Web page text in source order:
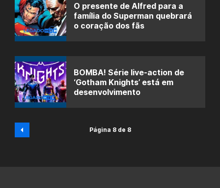
O presente de Alfred para a
família do Superman quebrará
o coração dos fãs
BOMBA! Série live-action de
‘Gotham Knights’ está em
desenvolvimento
Página 8 de 8